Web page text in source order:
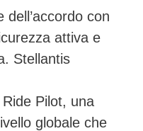
con
attiva e
Stellantis
Pilot, una
globale che